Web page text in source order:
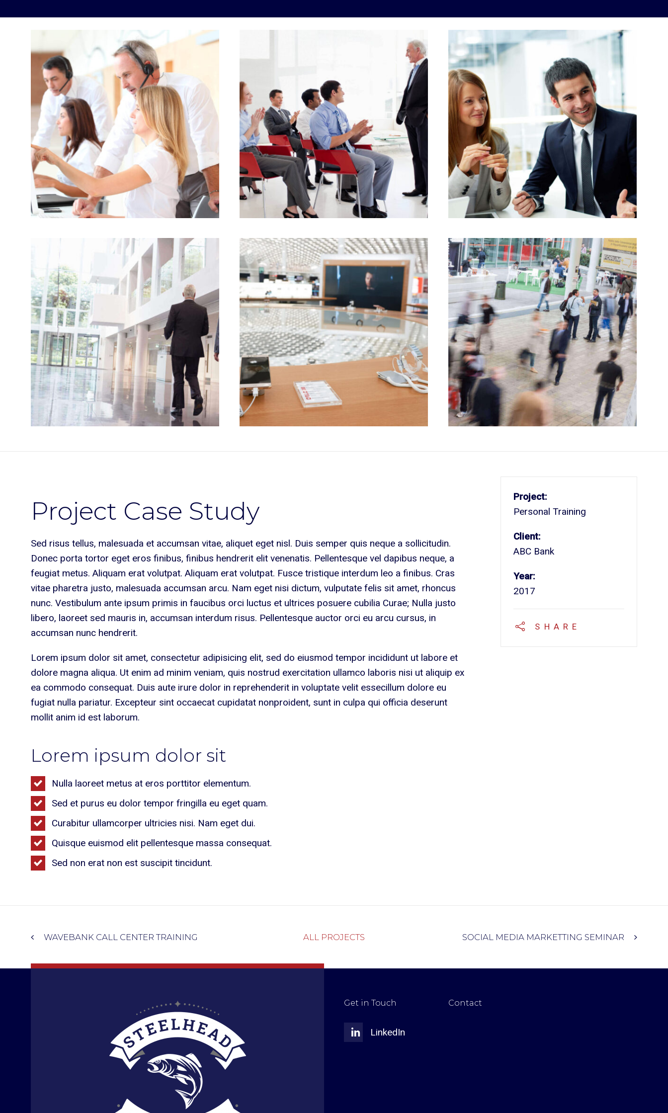
Project Case Study
Sed risus tellus, malesuada et accumsan vitae, aliquet eget nisl. Duis semper quis neque a sollicitudin.
Donec porta tortor eget eros finibus, finibus hendrerit elit venenatis. Pellentesque vel dapibus neque, a
feugiat metus. Aliquam erat volutpat. Aliquam erat volutpat. Fusce tristique interdum leo a finibus. Cras
vitae pharetra justo, malesuada accumsan arcu. Nam eget nisi dictum, vulputate felis sit amet, rhoncus
nunc. Vestibulum ante ipsum primis in faucibus orci luctus et ultrices posuere cubilia Curae; Nulla justo
libero, laoreet sed mauris in, accumsan interdum risus. Pellentesque auctor orci eu arcu cursus, in
accumsan nunc hendrerit.
Lorem ipsum dolor sit amet, consectetur adipisicing elit, sed do eiusmod tempor incididunt ut labore et
dolore magna aliqua. Ut enim ad minim veniam, quis nostrud exercitation ullamco laboris nisi ut aliquip ex
ea commodo consequat. Duis aute irure dolor in reprehenderit in voluptate velit essecillum dolore eu
fugiat nulla pariatur. Excepteur sint occaecat cupidatat nonproident, sunt in culpa qui officia deserunt
mollit anim id est laborum.
Lorem ipsum dolor sit
Nulla laoreet metus at eros porttitor elementum.
Sed et purus eu dolor tempor fringilla eu eget quam.
Curabitur ullamcorper ultricies nisi. Nam eget dui.
Quisque euismod elit pellentesque massa consequat.
Sed non erat non est suscipit tincidunt.
Project:
Personal Training
Client:
ABC Bank
Year:
2017
SHARE
WAVEBANK CALL CENTER TRAINING ALL PROJECTS SOCIAL MEDIA MARKETTING SEMINAR
Get in Touch
LinkedIn
Contact